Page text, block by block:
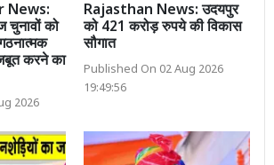
News:
चुनावों को
करने का
2026
Rajasthan News: उदयपुर
को 421 करोड़ रुपये की विकास
सौगात
Published On 02 Aug 2026
19:49:56